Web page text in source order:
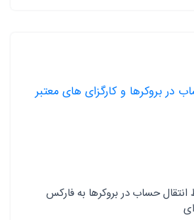
در بروکرها و کارگزای های معتبر
انتقال حساب در بروکرها به فارکس